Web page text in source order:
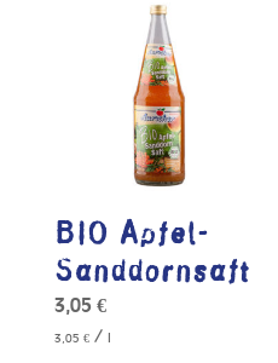
BIO Apfel-
Sanddornsaft
3,05 €
3,05 €/